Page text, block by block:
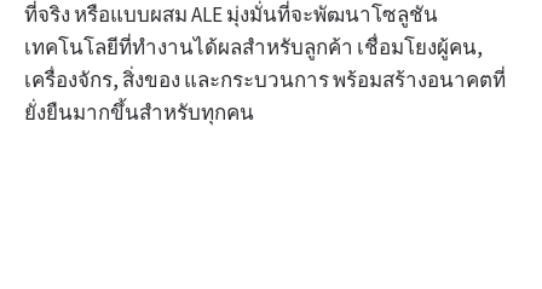
ที่จริง หรือแบบผสม ALE มุ่งมั่นที่จะพัฒนาโซลูชัน
เทคโนโลยีที่ทำงานได้ผลสำหรับลูกค้า เชื่อมโยงผู้คน,
เครื่องจักร, สิ่งของ และกระบวนการ พร้อมสร้างอนาคตที่
ยั่งยืนมากขึ้นสำหรับทุกคน